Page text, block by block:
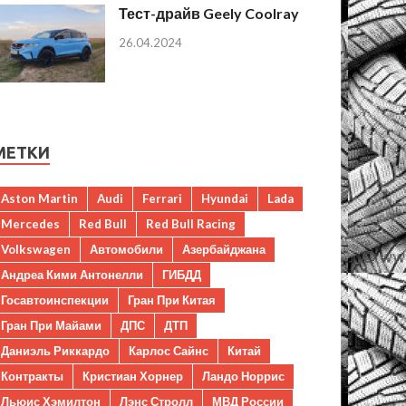
Тест-драйв Geely Coolray
26.04.2024
Aston Martin Audi Ferrari Hyundai
Lada
Mercedes
Red Bull
Red Bull Racing
Volkswagen
Автомобили
Азербайджана
Андреа Кими Антонелли
ГИБДД
Госавтоинспекции
Гран При Китая
Гран При Майами
ДПС
ДТП
Даниэль Риккардо
Карлос Сайнс
Китай
Контракты
Кристиан Хорнер
Ландо Норрис
Льюис Хэмилтон
Лэнс Стролл МВД России